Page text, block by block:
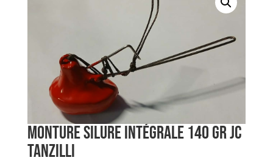
Monture Silure Intégrale 140 gr JC
TANZILLI